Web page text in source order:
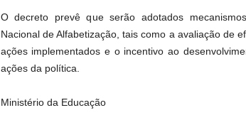
O decreto prevê que serão adotados
Nacional de Alfabetização, tais como a avaliação de
ações implementados e o incentivo ao
ações da política.
Ministério da Educação